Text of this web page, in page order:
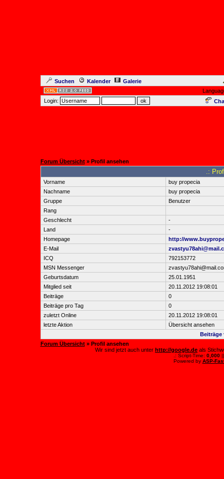
Suchen Kalender
Galerie
Login:
Forum Übersicht» Profil ansehen
.:
Vorname
buy propecia
Nachname
buy propecia
Gruppe
Benutzer
Rang
Geschlecht
-
Land
-
Homepage
http://
E-Mail
ICQ
792153772
MSN Messenger
Geburtsdatum
25.01.1951
Mitglied seit
20.11.2012 19:08:01
Beiträge
0
Beiträge pro Tag
0
zuletzt Online
20.11.2012 19:08:01
letzte Aktion
Übersicht ansehen
Beiträge
Forum Übersicht» Profil ansehen
Wir sind jetzt auch unter http://google.de als
.: Script-Time: 0,000||
Powered by ASP-